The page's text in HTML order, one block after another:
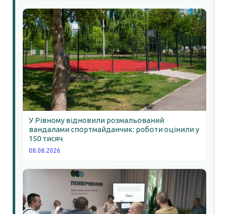
У Рівному відновили розмальований
вандалами спортмайданчик: роботи оцінили у
150 тисяч
08.08.2026